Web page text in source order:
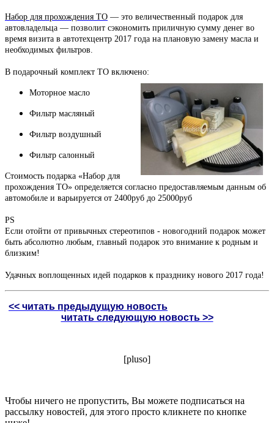
Набор для прохождения ТО — это величественный подарок для
автовладельца — позволит сэкономить приличную сумму денег во
время визита в автотехцентр 2017 года на плановую замену масла и
необходимых фильтров.
В подарочный комплект ТО включено:
Моторное масло
Фильтр масляный
Фильтр воздушный
Фильтр салонный
Стоимость подарка «Набор для
прохождения ТО» определяется согласно предоставляемым данным об
автомобиле и варьируется от 2400руб до 25000руб
PS
Если отойти от привычных стереотипов - новогодний подарок может
быть абсолютно любым, главный подарок это внимание к родным и
близким!
Удачных воплощенных идей подарков к празднику нового 2017 года!
<< читать предыдущую новость
читать следующую новость >>
[pluso]
Чтобы ничего не пропустить, Вы можете подписаться на
рассылку новостей, для этого просто кликнете по кнопке